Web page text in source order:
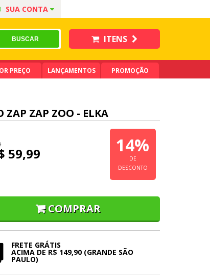
SUA CONTA
ITENS
PREÇO LANÇAMENTOS PROMOÇÃO
ZAP ZAP ZOO - ELKA
59,99 14%
DE
DESCONTO
COMPRAR
FRETE GRÁTIS
ACIMA DE R$ 149,90 (GRANDE SÃO
PAULO)